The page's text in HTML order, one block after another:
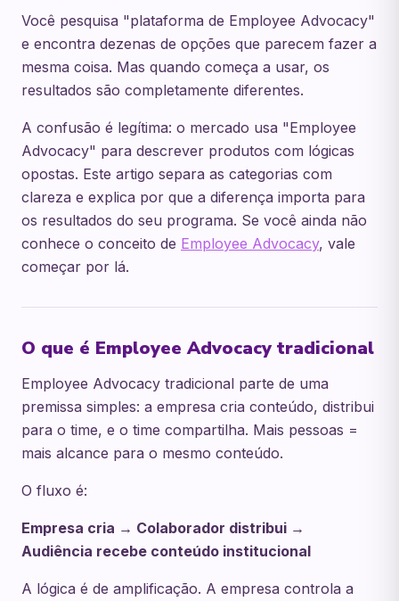
Você pesquisa "plataforma de Employee Advocacy"
e encontra dezenas de opções que parecem fazer a
mesma coisa. Mas quando começa a usar, os
resultados são completamente diferentes.
A confusão é legítima: o mercado usa "Employee
Advocacy" para descrever produtos com lógicas
opostas. Este artigo separa as categorias com
clareza e explica por que a diferença importa para
os resultados do seu programa. Se você ainda não
conhece o conceito de Employee Advocacy, vale
começar por lá.
O que é Employee Advocacy tradicional
Employee Advocacy tradicional parte de uma
premissa simples: a empresa cria conteúdo, distribui
para o time, e o time compartilha. Mais pessoas =
mais alcance para o mesmo conteúdo.
O fluxo é:
Empresa cria → Colaborador distribui →
Audiência recebe conteúdo institucional
A lógica é de amplificação. A empresa controla a